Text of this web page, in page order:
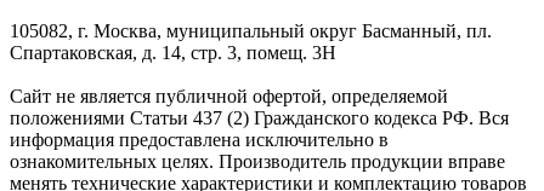
105082, г. Москва, муниципальный округ Басманный, пл.
Спартаковская, д. 14, стр. 3, помещ. 3Н
Сайт не является публичной офертой, определяемой
положениями Статьи 437 (2) Гражданского кодекса РФ. Вся
информация предоставлена исключительно в
ознакомительных целях. Производитель продукции вправе
менять технические характеристики и комплектацию товаров